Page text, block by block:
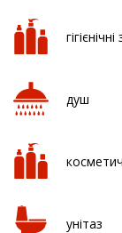
душ
унітаз